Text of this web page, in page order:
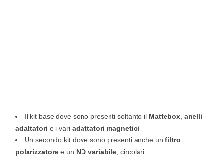
Il kit base dove sono presenti soltanto il Mattebox anelli
adattatori e i vari adattatori magnetici
Un secondo kit dove sono presenti anche un filtro
polarizzatore e un ND variabile , circolari